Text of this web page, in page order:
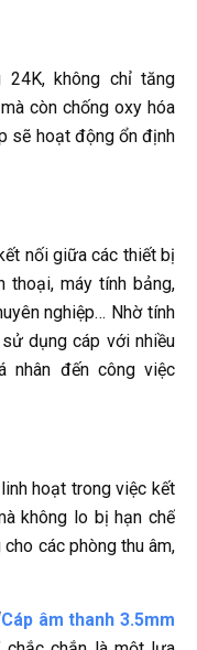
không chỉ tăng
còn chống oxy hóa
sẽ hoạt động ổn định
nối giữa các thiết bị
thoại, máy tính bảng,
nghiệp… Nhờ tính
dụng cáp với nhiều
nhân đến công việc
hoạt trong việc kết
không lo bị hạn chế
các phòng thu âm,
Cáp âm thanh 3.5mm